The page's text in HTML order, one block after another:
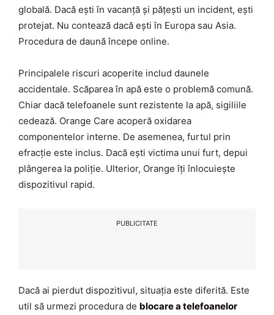
globală. Dacă ești în vacanță și pățești un incident, ești
protejat. Nu contează dacă ești în Europa sau Asia.
Procedura de daună începe online.
Principalele riscuri acoperite includ daunele
accidentale. Scăparea în apă este o problemă comună.
Chiar dacă telefoanele sunt rezistente la apă, sigiliile
cedează. Orange Care acoperă oxidarea
componentelor interne. De asemenea, furtul prin
efracție este inclus. Dacă ești victima unui furt, depui
plângerea la poliție. Ulterior, Orange îți înlocuiește
dispozitivul rapid.
PUBLICITATE
Dacă ai pierdut dispozitivul, situația este diferită. Este
util să urmezi procedura de blocare a telefoanelor